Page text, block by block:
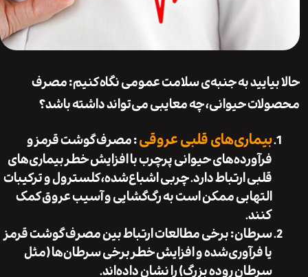
به جنبه‌ی سلامت عمومی نگاه کنیم: مصرف
حیوانی، چه معایبی می‌تواند داشته باشد؟
بیماری‌های قلبی عروقی: مصرف گوشت قرمز و
فرآورده‌های حیوانی پرچرب با افزایش خطر بیماری‌های
قلبی ارتباط دارد. چربی اشباع‌شده، کلسترول و ترکیبات
التهابی ممکن است به رگ‌گشایی و آسیب عروق کمک
سرطان: برخی مطالعات ارتباط بین مصرف گوشت قرمز
یا فرآوری‌شده و افزایش خطر برخی سرطان‌ها (مثل
سرطان روده بزرگ) را نشان داده‌اند.